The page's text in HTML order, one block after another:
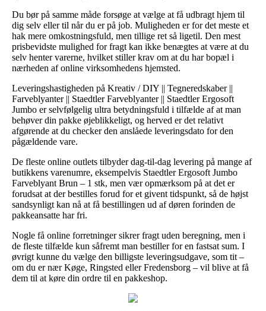
Du bør på samme måde forsøge at vælge at få udbragt hjem til
dig selv eller til når du er på job. Muligheden er for det meste et
hak mere omkostningsfuld, men tillige ret så ligetil. Den mest
prisbevidste mulighed for fragt kan ikke benægtes at være at du
selv henter varerne, hvilket stiller krav om at du har bopæl i
nærheden af online virksomhedens hjemsted.
Leveringshastigheden på Kreativ / DIY || Tegneredskaber ||
Farveblyanter || Staedtler Farveblyanter || Staedtler Ergosoft
Jumbo er selvfølgelig ultra betydningsfuld i tilfælde af at man
behøver din pakke øjeblikkeligt, og herved er det relativt
afgørende at du checker den anslåede leveringsdato for den
pågældende vare.
De fleste online outlets tilbyder dag-til-dag levering på mange af
butikkens varenumre, eksempelvis Staedtler Ergosoft Jumbo
Farveblyant Brun – 1 stk, men vær opmærksom på at det er
forudsat at der bestilles forud for et givent tidspunkt, så de højst
sandsynligt kan nå at få bestillingen ud af døren forinden de
pakkeansatte har fri.
Nogle få online forretninger sikrer fragt uden beregning, men i
de fleste tilfælde kun såfremt man bestiller for en fastsat sum. I
øvrigt kunne du vælge den billigste leveringsudgave, som tit –
om du er nær Køge, Ringsted eller Fredensborg – vil blive at få
dem til at køre din ordre til en pakkeshop.